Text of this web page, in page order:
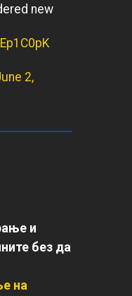
new
2,
и
без да
на